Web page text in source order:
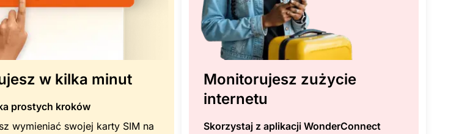
w kilka minut
prostych kroków
wymieniać swojej karty SIM na
Monitorujesz zużycie
internetu
Skorzystaj z aplikacji WonderConnect